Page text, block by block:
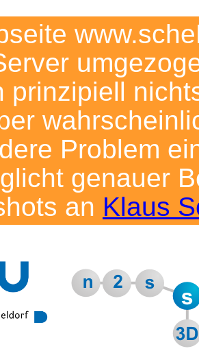
prinzipiell
Problem
genauer
an Klaus